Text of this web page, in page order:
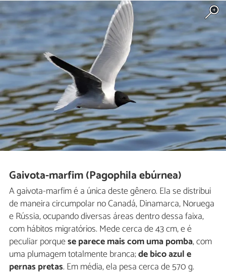
Gaivota-marfim (Pagophila ebúrnea)
A gaivota-marfim é a única deste gênero. Ela se distribui
de maneira circumpolar no Canadá, Dinamarca, Noruega
e Rússia, ocupando diversas áreas dentro dessa faixa,
com hábitos migratórios. Mede cerca de 43 cm, e é
peculiar porquese parece mais com uma pomba, com
uma plumagem totalmente branca;de bico azul e
pernas pretas. Em média, ela pesa cerca de 570 g.